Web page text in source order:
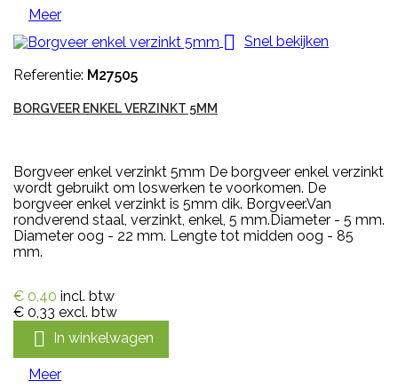
Meer
 Snel bekijken
Referentie: M27505
BORGVEER ENKEL VERZINKT 5MM
Borgveer enkel verzinkt 5mm De borgveer enkel verzinkt
wordt gebruikt om loswerken te voorkomen. De
borgveer enkel verzinkt is 5mm dik. Borgveer.Van
rondverend staal, verzinkt, enkel, 5 mm.Diameter - 5 mm.
Diameter oog - 22 mm. Lengte tot midden oog - 85
mm.
€ 0,40 incl. btw
€ 0,33 excl. btw
 In winkelwagen
Meer